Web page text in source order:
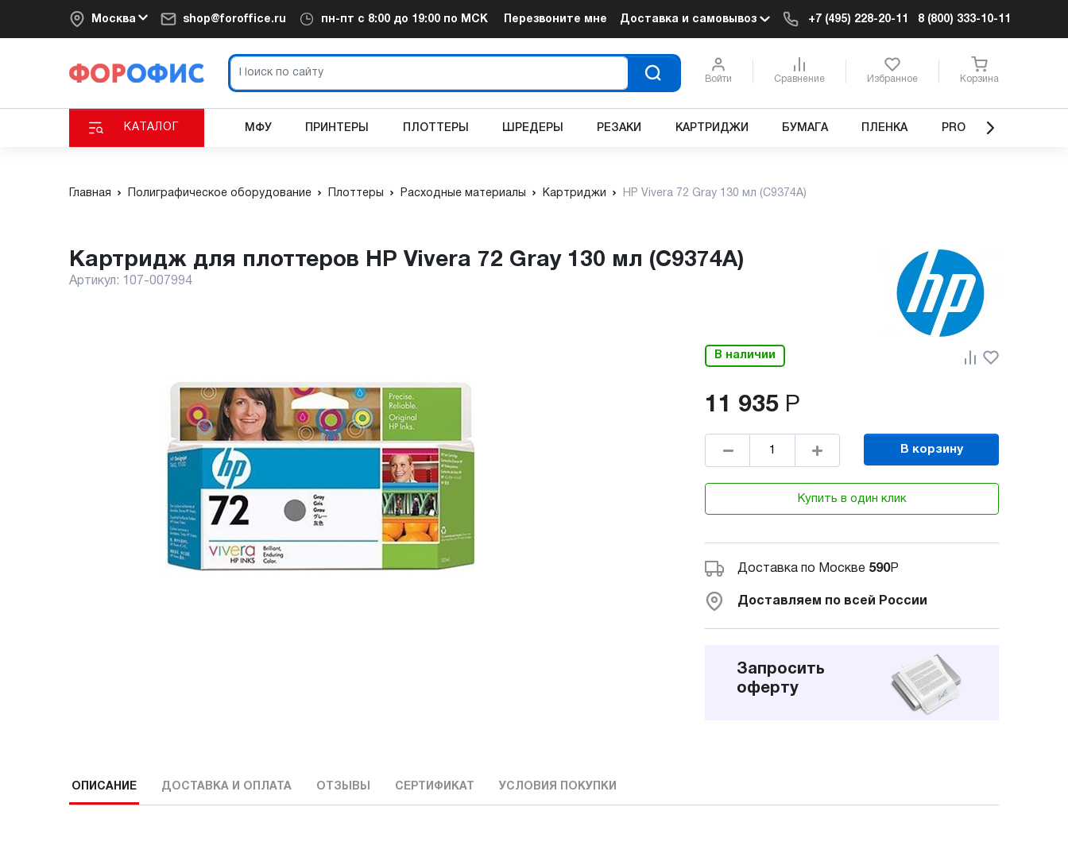
Москва shop@foroffice.ru пн-пт с 8:00 до 19:00 по МСК Перезвоните мне Доставка и самовывоз +7 (495) 228-20-11 8 (800) 333-10-11
Войти Сравнение Избранное Корзина
КАТАЛОГ МФУ ПРИНТЕРЫ ПЛОТТЕРЫ ШРЕДЕРЫ РЕЗАКИ КАРТРИДЖИ БУМАГА ПЛЕНКА PRO
Главная Полиграфическое оборудование Плоттеры Расходные материалы Картриджи HP Vivera 72 Gray 130 мл (C9374A)
Картридж для плоттеров HP Vivera 72 Gray 130 мл (C9374A)
Артикул: 107-007994
В наличии
11 935 Р
В корзину
Купить в один клик
Доставка по Москве 590Р
Доставляем по всей России
Запросить
оферту
ОПИСАНИЕ ДОСТАВКА И ОПЛАТА ОТЗЫВЫ СЕРТИФИКАТ УСЛОВИЯ ПОКУПКИ